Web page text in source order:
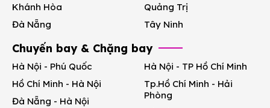
Khánh Hòa
Đà Nẵng
Quảng Trị
Tây Ninh
Chuyến bay & Chặng bay
Hà Nội - Phú Quốc
Hồ Chí Minh - Hà Nội
Đà Nẵng - Hà Nội
Hà Nội - TP Hồ Chí Minh
Tp.Hồ Chí Minh - Hải
Phòng